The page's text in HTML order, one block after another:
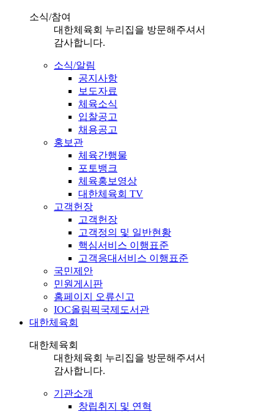
소식/참여
대한체육회 누리집을 방문해주셔서
감사합니다.
소식/알림
공지사항
보도자료
체육소식
입찰공고
채용공고
홍보관
체육간행물
포토뱅크
체육홍보영상
대한체육회 TV
고객헌장
고객헌장
고객정의 및 일반현황
핵심서비스 이행표준
고객응대서비스 이행표준
국민제안
민원게시판
홈페이지 오류신고
IOC올림픽국제도서관
대한체육회
대한체육회
대한체육회 누리집을 방문해주셔서
감사합니다.
기관소개
창립취지 및 연혁